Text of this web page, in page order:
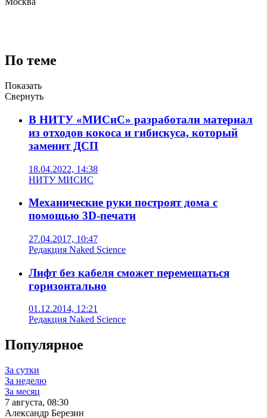
По теме
Показать
Свернуть
В НИТУ «МИСиС» разработали материал
из отходов кокоса и гибискуса, который
заменит ДСП
18.04.2022, 14:38
НИТУ МИСИС
Механические руки построят дома с
помощью 3D-печати
27.04.2017, 10:47
Редакция Naked Science
Лифт без кабеля сможет перемещаться
горизонтально
01.12.2014, 12:21
Редакция Naked Science
Популярное
За сутки
За неделю
За месяц
7 августа, 08:30
Александр Березин